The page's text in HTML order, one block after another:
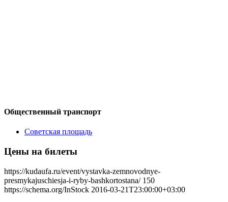
Общественный транспорт
Советская площадь
Цены на билеты
https://kudaufa.ru/event/vystavka-zemnovodnye-
presmykajuschiesja-i-ryby-bashkortostana/ 150
https://schema.org/InStock 2016-03-21T23:00:00+03:00